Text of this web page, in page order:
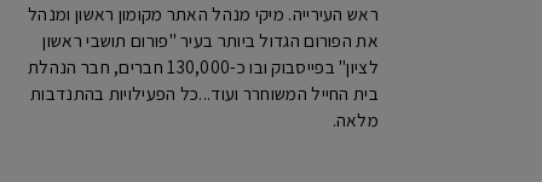
ראש העירייה. מיקי מנהל האתר מקומון ראשון ומנהל
את הפורום הגדול ביותר בעיר "פורום תושבי ראשון
לציון" בפייסבוק ובו כ-130,000 חברים, חבר הנהלת
בית החייל המשוחרר ועוד...כל הפעילויות בהתנדבות
מלאה.